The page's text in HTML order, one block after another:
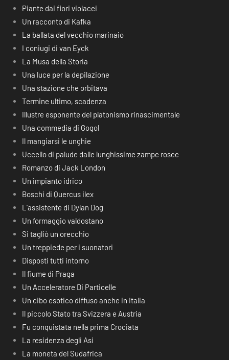
Piante dai fiori violacei
Un racconto di Kafka
La ballata del vecchio marinaio
I coniugi di van Eyck
La Musa della Storia
Una luce per la depilazione
Una stazione che orbitava
Termine ultimo, scadenza
Illustre esponente del platonismo rinascimentale
Una commedia di Gogol
Il mangiarsi le unghie
Uccello di palude dalle lunghissime zampe rosee
Romanzo di Jack London
Un impianto idrico
Boschi di Quercus ilex
L’assistente di Dylan Dog
Un formaggio valdostano
Si tagliò un orecchio
Un treppiede per i suonatori
Disposti tutti intorno
Il fiume di Praga
Un Acceleratore Di Particelle
Un cibo esotico diffuso anche in Italia
Il piccolo Stato tra Svizzera e Austria
Fu conquistata nella prima Crociata
La residenza degli Asi
La moneta del Sudafrica